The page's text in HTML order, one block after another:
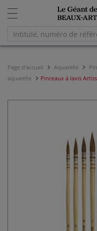
Page d'accueil Aquarelle
aquarelle
Pinceaux à lavis